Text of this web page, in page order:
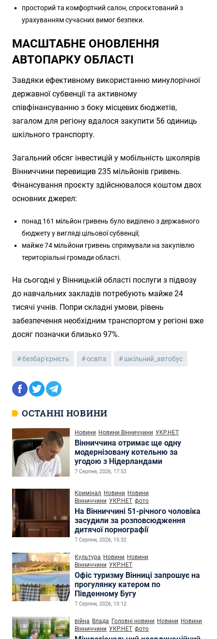
просторий та комфортний салон, спроєктований з
урахуванням сучасних вимог безпеки.
МАСШТАБНЕ ОНОВЛЕННЯ
АВТОПАРКУ ОБЛАСТІ
Завдяки ефективному використанню минулорічної
державної субвенції та активному
співфінансуванню з боку місцевих бюджетів,
загалом для регіону вдалося закупити 56 одиниць
шкільного транспорту.
Загальний обсяг інвестицій у мобільність школярів
Вінниччини перевищив 235 мільйонів гривень.
Фінансування проєкту здійснювалося коштом двох
основних джерел:
понад 161 мільйон гривень було виділено з державного
бюджету у вигляді цільової субвенції;
майже 74 мільйони гривень спрямували на закупівлю
територіальні громади області.
На сьогодні у Вінницькій області послуги з підвозу
до навчальних закладів потребують майже 24
тисячі учнів. Попри складні умови, рівень
забезпечення необхідним транспортом у регіоні вже
досяг позначки близько 97%.
безбар'єрність освіта шкільний_автобус
ОСТАННІ НОВИНИ
Новини Новини Вінниччини УКР.НЕТ
Вінниччина отримає ще одну
модернізовану котельню за
угодою з Нідерландами
7 Серпня, 2026, 17:52
Кримінал Новини Новини
Вінниччини УКР.НЕТ фото
На Вінниччині 51-річного чоловіка
засудили за розповсюдження
дитячої порнографії
7 Серпня, 2026, 15:32
Культура Новини Новини
Вінниччини УКР.НЕТ
Офіс туризму Вінниці запрошує на
прогулянку катером по
Південному Бугу
7 Серпня, 2026, 13:12
війна Влада Головні новини Новини Новини
Вінниччини УКР.НЕТ фото